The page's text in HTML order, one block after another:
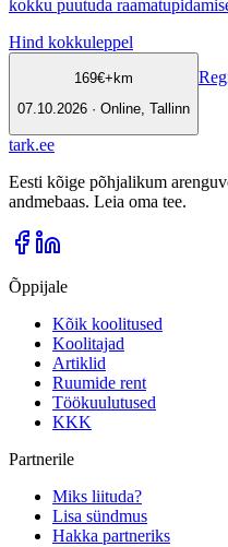
kokku puutuda
Hind kokkuleppel
169€+km
07.10.2026 · Online, Tallinn
tark.ee
Eesti kõige põhjalikum
andmebaas. Leia oma tee.
Õppijale
Kõik koolitused
Koolitajad
Artiklid
Ruumide rent
Töökuulutused
KKK
Partnerile
Miks liituda?
Lisa sündmus
Hakka partneriks